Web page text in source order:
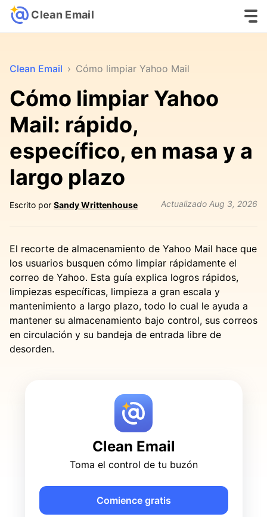
Clean Email
Clean Email › Cómo limpiar Yahoo Mail
Cómo limpiar Yahoo
Mail: rápido,
específico, en masa y a
largo plazo
Escrito por Sandy Writtenhouse Actualizado Aug 3, 2026
El recorte de almacenamiento de Yahoo Mail hace que
los usuarios busquen cómo limpiar rápidamente el
correo de Yahoo. Esta guía explica logros rápidos,
limpiezas específicas, limpieza a gran escala y
mantenimiento a largo plazo, todo lo cual le ayuda a
mantener su almacenamiento bajo control, sus correos
en circulación y su bandeja de entrada libre de
desorden.
Clean Email
Toma el control de tu buzón
Comience gratis